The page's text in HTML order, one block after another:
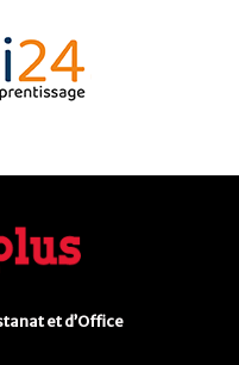
et d’Office